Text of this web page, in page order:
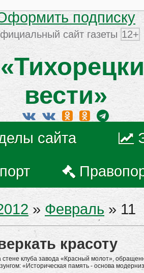
подписку
сайт газеты 12+
вести»
сайта
» Февраль » 11
красоту
стене клуба завода «Красный молот»,
«Историческая память - основа